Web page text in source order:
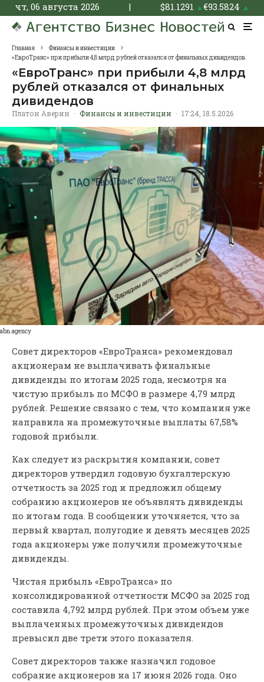
чт, 06 августа 2026 | $81.1291 ▲€93.5824 ▲
Главная
Финансы и инвестиции
«ЕвроТранс» при прибыли 4,8 млрд рублей отказался от финальных дивидендов
«ЕвроТранс» при прибыли 4,8 млрд
рублей отказался от финальных
дивидендов
Платон Аверин · Финансы и инвестиции · 17:24, 18.5.2026
abn.agency
Совет директоров «ЕвроТранса» рекомендовал
акционерам не выплачивать финальные
дивиденды по итогам 2025 года, несмотря на
чистую прибыль по МСФО в размере 4,79 млрд
рублей. Решение связано с тем, что компания уже
направила на промежуточные выплаты 67,58%
годовой прибыли.
Как следует из раскрытия компании, совет
директоров утвердил годовую бухгалтерскую
отчетность за 2025 год и предложил общему
собранию акционеров не объявлять дивиденды
по итогам года. В сообщении уточняется, что за
первый квартал, полугодие и девять месяцев 2025
года акционеры уже получили промежуточные
дивиденды.
Чистая прибыль «ЕвроТранса» по
консолидированной отчетности МСФО за 2025 год
составила 4,792 млрд рублей. При этом объем уже
выплаченных промежуточных дивидендов
превысил две трети этого показателя.
Совет директоров также назначил годовое
собрание акционеров на 17 июня 2026 года. Оно